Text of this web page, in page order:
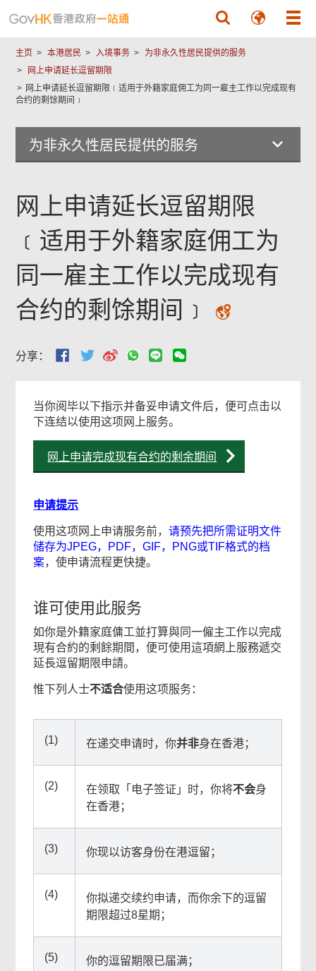
主页 本港居民 入境事务
为非永久性居民提供的服务
网上申请延长逗留期限
网上申请延长逗留期限﹝适用于外籍家庭佣工为同一雇主工作以完成现有
合约的剩馀期间﹞
为非永久性居民提供的服务
网上申请延长逗留期限
﹝适用于外籍家庭佣工为
同一雇主工作以完成现有
合约的剩馀期间﹞
分享：
当你阅毕以下指示并备妥申请文件后，便可点击以
下连结以使用这项网上服务。
网上申请完成现有合约的剩余期间
申请提示
使用这项网上申请服务前，请预先把所需证明文件
储存为JPEG，PDF，GIF，PNG或TIF格式的档
案，使申请流程更快捷。
谁可使用此服务
如你是外籍家庭傭工並打算與同一僱主工作以完成
現有合約的剩餘期間，便可使用這項網上服務遞交
延長逗留期限申請。
惟下列人士不适合使用这项服务：
(1) 在递交申请时，你并非身在香港；
(2) 在领取「电子签证」时，你将不会身
在香港；
(3) 你现以访客身份在港逗留；
(4)
你拟递交续约申请，而你余下的逗留
期限超过8星期；
(5) 你的逗留期限已届满；